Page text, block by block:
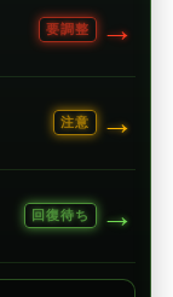
要調整 →
注意 →
回復待ち →